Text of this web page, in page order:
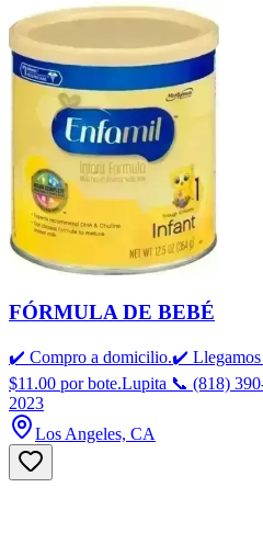
FÓRMULA DE BEBÉ
✔️ Compro a domicilio.✔️ Llegamos
$11.00 por bote.Lupita 📞 (818)
2023
Los Angeles, CA